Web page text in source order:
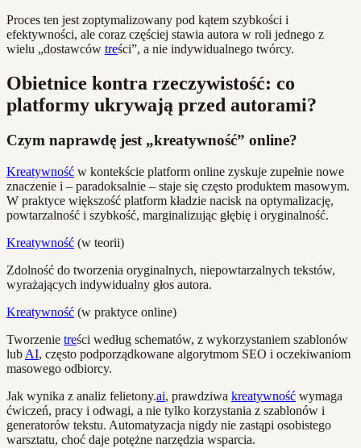
Proces ten jest zoptymalizowany pod kątem szybkości i
efektywności, ale coraz częściej stawia autora w roli jednego z
wielu „dostawców treści”, a nie indywidualnego twórcy.
Obietnice kontra rzeczywistość: co
platformy ukrywają przed autorami?
Czym naprawdę jest „kreatywność” online?
Kreatywność w kontekście platform online zyskuje zupełnie nowe
znaczenie i – paradoksalnie – staje się często produktem masowym.
W praktyce większość platform kładzie nacisk na optymalizację,
powtarzalność i szybkość, marginalizując głębię i oryginalność.
Kreatywność (w teorii)
Zdolność do tworzenia oryginalnych, niepowtarzalnych tekstów,
wyrażających indywidualny głos autora.
Kreatywność (w praktyce online)
Tworzenie treści według schematów, z wykorzystaniem szablonów
lub AI, często podporządkowane algorytmom SEO i oczekiwaniom
masowego odbiorcy.
Jak wynika z analiz felietony.ai, prawdziwa kreatywność wymaga
ćwiczeń, pracy i odwagi, a nie tylko korzystania z szablonów i
generatorów tekstu. Automatyzacja nigdy nie zastąpi osobistego
warsztatu, choć daje potężne narzędzia wsparcia.